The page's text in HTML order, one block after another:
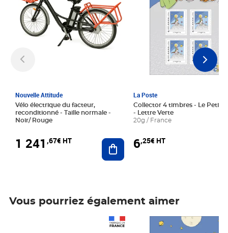
Nouvelle Attitude
Vélo électrique du facteur,
reconditionné - Taille normale -
Noir/ Rouge
1 241 ,67€ HT Ajouter au panier
La Poste
Collector 4 timbres - Le Petit
- Lettre Verte
20g / France
6,25€ HT
Vous pourriez également aimer
Prix 6,25€ HT